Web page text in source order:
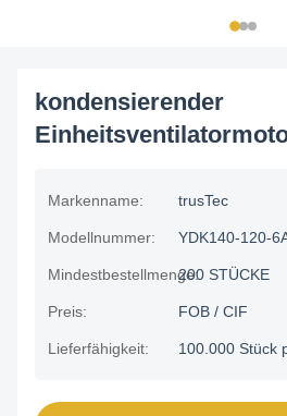
kondensierender
Markenname: trusTec
Modellnummer: YDK140-120-
Mindestbestellmenge:200 STÜCKE
Preis: FOB / CIF
Lieferfähigkeit: 100.000 Stück